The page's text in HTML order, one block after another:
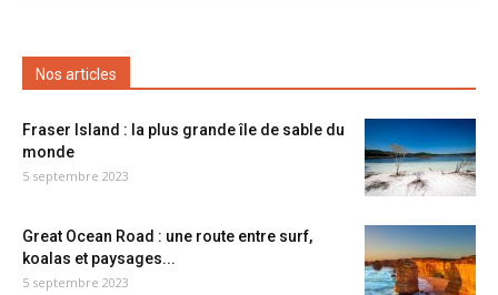
amis
Nos articles
Fraser Island : la plus grande île de sable du
monde
5 septembre 2023
Great Ocean Road : une route entre surf,
koalas et paysages...
5 septembre 2023